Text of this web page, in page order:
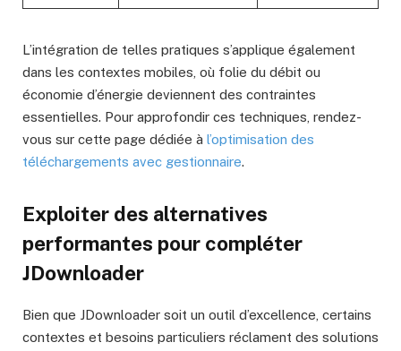
L’intégration de telles pratiques s’applique également
dans les contextes mobiles, où folie du débit ou
économie d’énergie deviennent des contraintes
essentielles. Pour approfondir ces techniques, rendez-
vous sur cette page dédiée à l’optimisation des
téléchargements avec gestionnaire.
Exploiter des alternatives
performantes pour compléter
JDownloader
Bien que JDownloader soit un outil d’excellence, certains
contextes et besoins particuliers réclament des solutions